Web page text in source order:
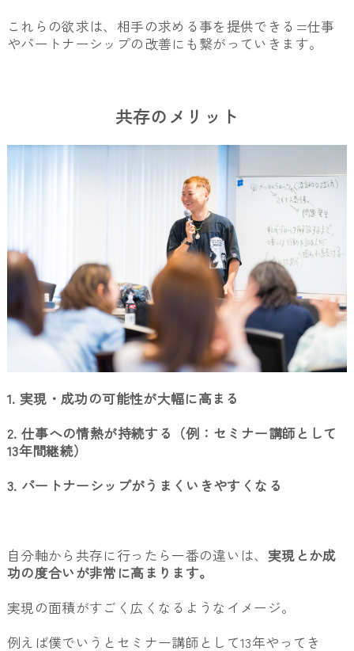
これらの欲求は、相手の求める事を提供できる=仕事
やパートナーシップの改善にも繋がっていきます。
共存のメリット
1. 実現・成功の可能性が大幅に高まる
2. 仕事への情熱が持続する（例：セミナー講師として
13年間継続）
3. パートナーシップがうまくいきやすくなる
自分軸から共存に行ったら一番の違いは、 実現とか成
功の度合いが非常に高まります。
実現の面積がすごく広くなるようなイメージ。
例えば僕でいうとセミナー講師として13年やってき